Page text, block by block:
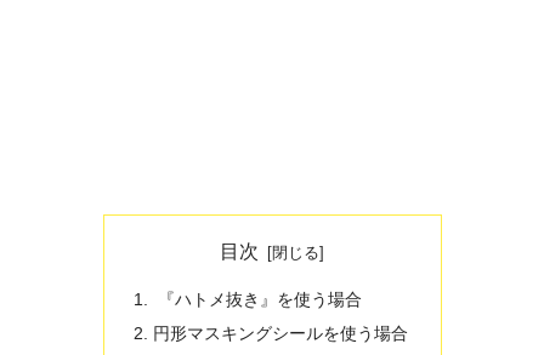
目次
『ハトメ抜き』を使う場合
円形マスキングシールを使う場合